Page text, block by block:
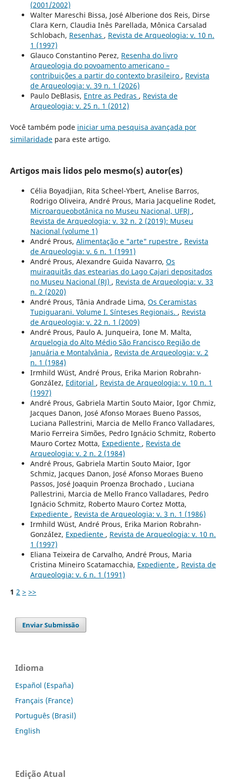
(2001/2002)
Walter Mareschi Bissa, José Alberione dos Reis, Dirse
Clara Kern, Claudia Inês Parellada, Mônica Carsalad
Schlobach, Resenhas , Revista de Arqueologia: v. 10 n.
1 (1997)
Glauco Constantino Perez, Resenha do livro
Arqueologia do povoamento americano –
contribuições a partir do contexto brasileiro , Revista
de Arqueologia: v. 39 n. 1 (2026)
Paulo DeBlasis, Entre as Pedras , Revista de
Arqueologia: v. 25 n. 1 (2012)
Você também pode iniciar uma pesquisa avançada por
similaridadepara este artigo.
Artigos mais lidos pelo mesmo(s) autor(es)
Célia Boyadjian, Rita Scheel-Ybert, Anelise Barros,
Rodrigo Oliveira, André Prous, Maria Jacqueline Rodet,
Microarqueobotânica no Museu Nacional, UFRJ ,
Revista de Arqueologia: v. 32 n. 2 (2019): Museu
Nacional (volume 1)
André Prous, Alimentação e "arte" rupestre , Revista
de Arqueologia: v. 6 n. 1 (1991)
André Prous, Alexandre Guida Navarro, Os
muiraquitãs das estearias do Lago Cajari depositados
no Museu Nacional (RJ) , Revista de Arqueologia: v. 33
n. 2 (2020)
André Prous, Tânia Andrade Lima, Os Ceramistas
Tupiguarani. Volume I. Sínteses Regionais. , Revista
de Arqueologia: v. 22 n. 1 (2009)
André Prous, Paulo A. Junqueira, Ione M. Malta,
Arquelogia do Alto Médio São Francisco Região de
Januária e Montalvânia , Revista de Arqueologia: v. 2
n. 1 (1984)
Irmhild Wüst, André Prous, Erika Marion Robrahn-
GonzáIez, Editorial , Revista de Arqueologia: v. 10 n. 1
(1997)
André Prous, Gabriela Martin Souto Maior, Igor Chmiz,
Jacques Danon, José Afonso Moraes Bueno Passos,
Luciana Pallestrini, Marcia de Mello Franco Valladares,
Mario Ferreira Simões, Pedro Ignácio Schmitz, Roberto
Mauro Cortez Motta, Expediente , Revista de
Arqueologia: v. 2 n. 2 (1984)
André Prous, Gabriela Martin Souto Maior, Igor
Schmiz, Jacques Danon, José Afonso Moraes Bueno
Passos, José Joaquin Proenza Brochado , Luciana
Pallestrini, Marcia de Mello Franco Valladares, Pedro
Ignácio Schmitz, Roberto Mauro Cortez Motta,
Expediente , Revista de Arqueologia: v. 3 n. 1 (1986)
Irmhild Wüst, André Prous, Erika Marion Robrahn-
GonzáIez, Expediente , Revista de Arqueologia: v. 10 n.
1 (1997)
Eliana Teixeira de Carvalho, André Prous, Maria
Cristina Mineiro Scatamacchia, Expediente , Revista de
Arqueologia: v. 6 n. 1 (1991)
1 2 > >>
Enviar Submissão
Idioma
Español (España)
Français (France)
Português (Brasil)
English
Edição Atual